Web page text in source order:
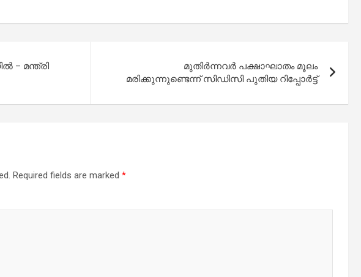
– മന്ത്രി
മുതിർന്നവർ പക്ഷാഘാതം മൂലം
മരിക്കുന്നുണ്ടെന്ന് സിഡിസി പുതിയ റിപ്പോർട്ട്
Required fields are marked *